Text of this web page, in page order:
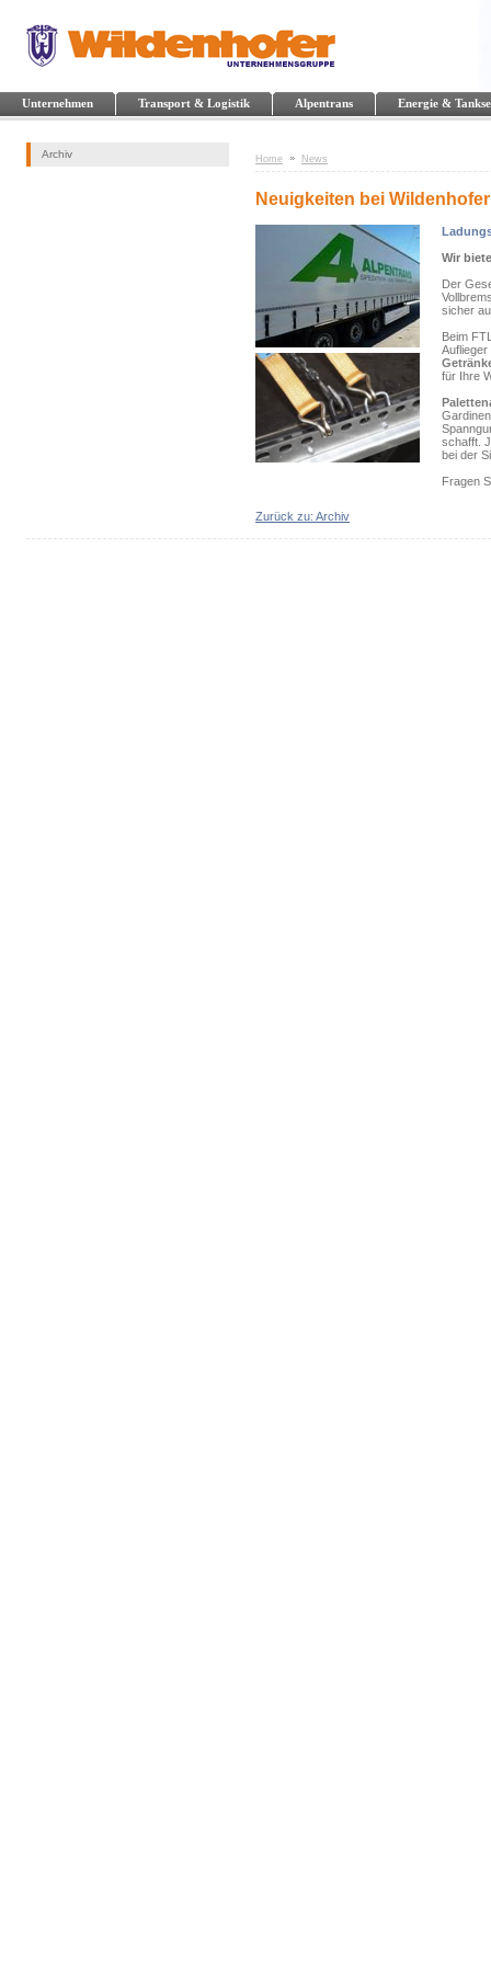
Unternehmen Transport & Logistik Alpentrans Energie &
Archiv Home News
Neuigkeiten bei Wildenhofer
Wir
Der
sicher
Beim
für Ihre
schafft.
bei der
Fragen
Zurück zu: Archiv